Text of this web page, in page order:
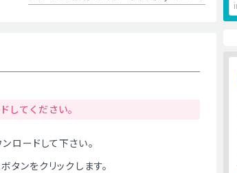
してください。
ロードして下さい。
ンをクリックします。